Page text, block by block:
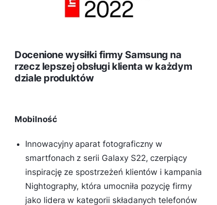
Docenione wysiłki firmy Samsung na
rzecz lepszej obsługi klienta w każdym
dziale produktów
Mobilność
Innowacyjny aparat fotograficzny w
smartfonach z serii Galaxy S22, czerpiący
inspirację ze spostrzeżeń klientów i kampania
Nightography, która umocniła pozycję firmy
jako lidera w kategorii składanych telefonów